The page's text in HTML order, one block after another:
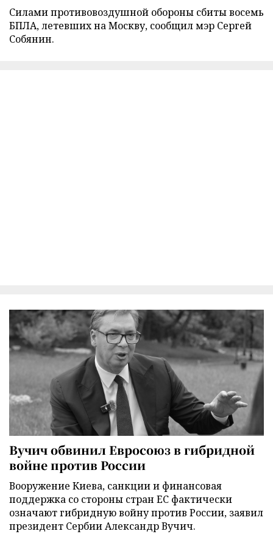
Силами противовоздушной обороны сбиты восемь
БПЛА, летевших на Москву, сообщил мэр Сергей
Собянин.
Вучич обвинил Евросоюз в гибридной
войне против России
Вооружение Киева, санкции и финансовая
поддержка со стороны стран ЕС фактически
означают гибридную войну против России, заявил
президент Сербии Александр Вучич.